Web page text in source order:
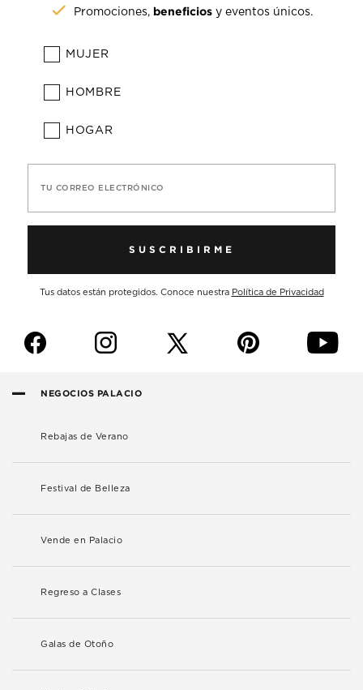
Promociones, beneficios y eventos únicos.
MUJER
HOMBRE
HOGAR
TU CORREO ELECTRÓNICO
SUSCRIBIRME
Tus datos están protegidos. Conoce nuestra Política de Privacidad
f i p y
NEGOCIOS PALACIO
Rebajas de Verano
Festival de Belleza
Vende en Palacio
Regreso a Clases
Galas de Otoño